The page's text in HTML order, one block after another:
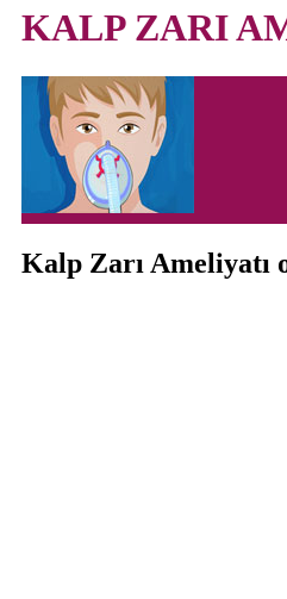
KALP ZARI
Kalp Zarı Ameliyatı